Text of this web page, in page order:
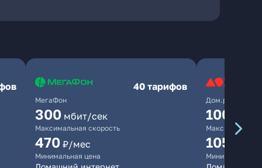
МегаФон
40 тарифов
300 мбит/сек
Максимальная скорость
470 ₽/мес
Минимальная цена
Дом.ру
1000
Максимальная
1050
Минимальная